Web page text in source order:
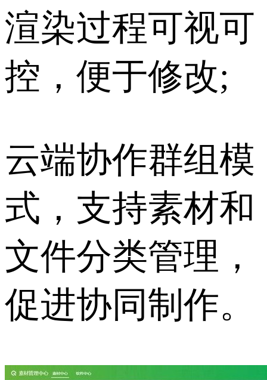
渲染过程可视可
控，便于修改;
云端协作群组模
式，支持素材和
文件分类管理，
促进协同制作。